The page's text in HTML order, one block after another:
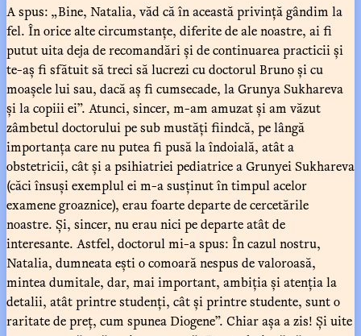
A spus: „Bine, Natalia, văd că în această privință gândim la
fel. În orice alte circumstanțe, diferite de ale noastre, ai fi
putut uita deja de recomandări și de continuarea practicii și
te-aș fi sfătuit să treci să lucrezi cu doctorul Bruno și cu
moașele lui sau, dacă aș fi cumsecade, la Grunya Sukhareva
și la copiii ei”. Atunci, sincer, m-am amuzat și am văzut
zâmbetul doctorului pe sub mustăți fiindcă, pe lângă
importanța care nu putea fi pusă la îndoială, atât a
obstetricii, cât și a psihiatriei pediatrice a Grunyei Sukhareva
(căci însuși exemplul ei m-a susținut în timpul acelor
examene groaznice), erau foarte departe de cercetările
noastre. Și, sincer, nu erau nici pe departe atât de
interesante. Astfel, doctorul mi-a spus: În cazul nostru,
Natalia, dumneata ești o comoară nespus de valoroasă,
mintea dumitale, dar, mai important, ambiția și atenția la
detalii, atât printre studenți, cât și printre studente, sunt o
raritate de preț, cum spunea Diogene”. Chiar așa a zis! Și uite